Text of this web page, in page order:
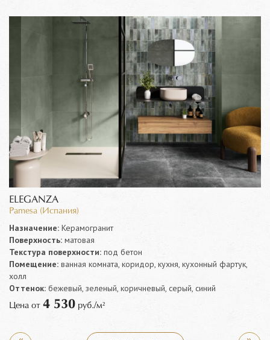
ELEGANZA
Pamesa (Испания)
Назначение: Керамогранит
Поверхность: матовая
Текстура поверхности: под бетон
Помещение: ванная комната, коридор, кухня, кухонный фартук,
холл
Оттенок: бежевый, зеленый, коричневый, серый, синий
Цена от 4 530 руб./м²